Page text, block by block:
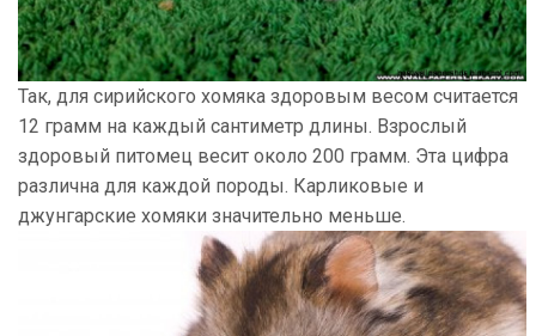
Так, для сирийского хомяка здоровым весом считается
12 грамм на каждый сантиметр длины. Взрослый
здоровый питомец весит около 200 грамм. Эта цифра
различна для каждой породы. Карликовые и
джунгарские хомяки значительно меньше.